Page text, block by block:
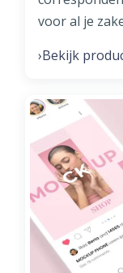
voor al je
›Bekijk